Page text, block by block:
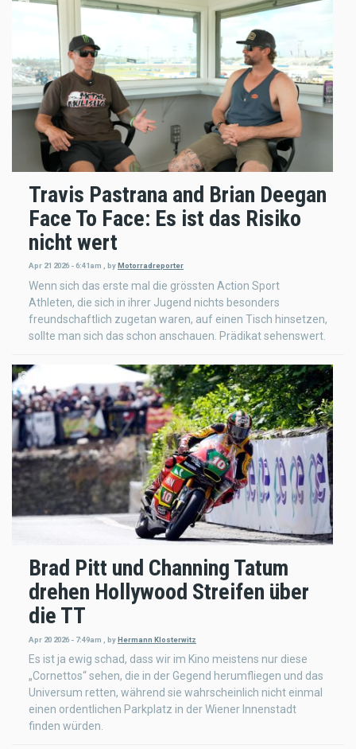
Travis Pastrana and Brian Deegan
Face To Face: Es ist das Risiko
nicht wert
Apr 21 2026 - 6:41am , by Motorradreporter
Wenn sich das erste mal die grössten Action Sport
Athleten, die sich in ihrer Jugend nichts besonders
freundschaftlich zugetan waren, auf einen Tisch hinsetzen,
sollte man sich das schon anschauen. Prädikat sehenswert.
Brad Pitt und Channing Tatum
drehen Hollywood Streifen über
die TT
Apr 20 2026 - 7:49am byHermann Klosterwitz
Es ist ja ewig schad, dass wir im Kino meistens nur diese
„Cornettos“ sehen, die in der Gegend herumfliegen und das
Universum retten, während sie wahrscheinlich nicht einmal
einen ordentlichen Parkplatz in der Wiener Innenstadt
finden würden.